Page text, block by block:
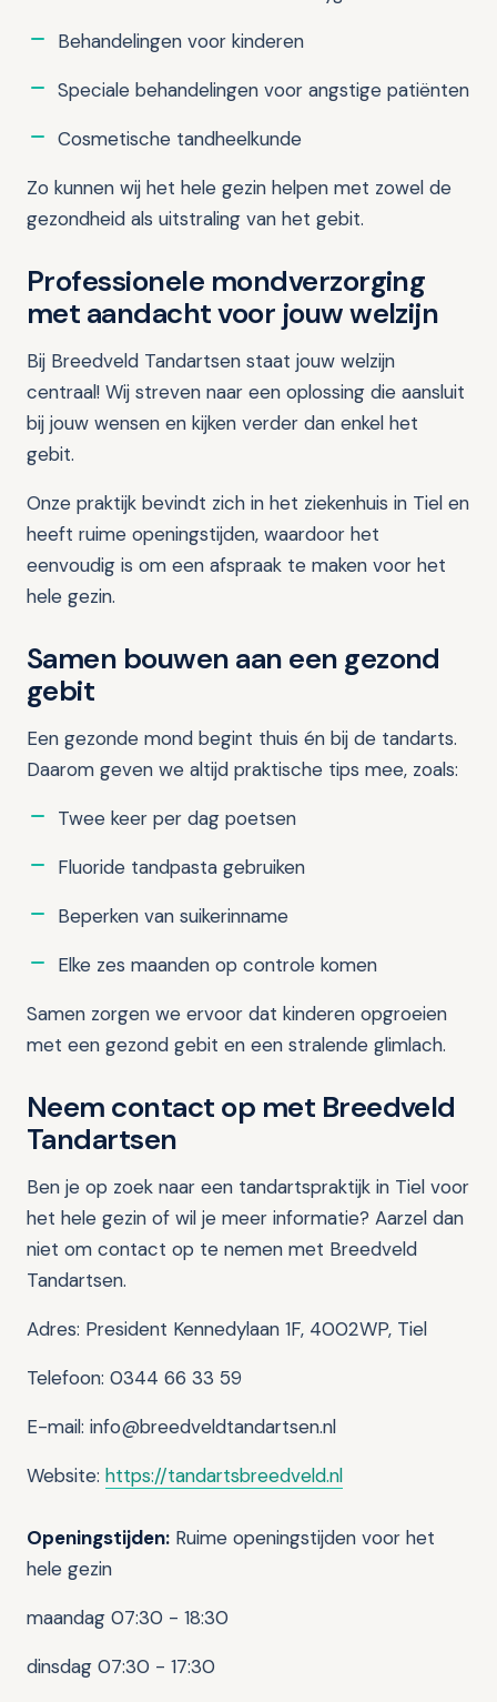
Behandelingen voor kinderen
Speciale behandelingen voor angstige patiënten
Cosmetische tandheelkunde
Zo kunnen wij het hele gezin helpen met zowel de
gezondheid als uitstraling van het gebit.
Professionele mondverzorging
met aandacht voor jouw welzijn
Bij Breedveld Tandartsen staat jouw welzijn
centraal! Wij streven naar een oplossing die aansluit
bij jouw wensen en kijken verder dan enkel het
gebit.
Onze praktijk bevindt zich in het ziekenhuis in Tiel en
heeft ruime openingstijden, waardoor het
eenvoudig is om een afspraak te maken voor het
hele gezin.
Samen bouwen aan een gezond
gebit
Een gezonde mond begint thuis én bij de tandarts.
Daarom geven we altijd praktische tips mee, zoals:
Twee keer per dag poetsen
Fluoride tandpasta gebruiken
Beperken van suikerinname
Elke zes maanden op controle komen
Samen zorgen we ervoor dat kinderen opgroeien
met een gezond gebit en een stralende glimlach.
Neem contact op met Breedveld
Tandartsen
Ben je op zoek naar een tandartspraktijk in Tiel voor
het hele gezin of wil je meer informatie? Aarzel dan
niet om contact op te nemen met Breedveld
Tandartsen.
Adres: President Kennedylaan 1F, 4002WP, Tiel
Telefoon: 0344 66 33 59
E-mail: info@breedveldtandartsen.nl
Website: https://tandartsbreedveld.nl
Openingstijden: Ruime openingstijden voor het
hele gezin
maandag 07:30 - 18:30
dinsdag 07:30 - 17:30